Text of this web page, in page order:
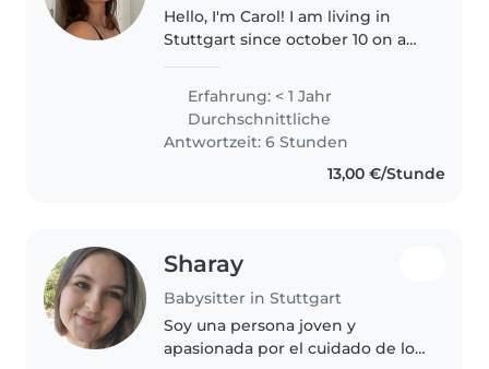
Hello, I'm Carol! I am living in
Stuttgart since october 10 on a
love to work with children
during my time in Germany. I
would describe myself as a..
Erfahrung: < 1 Jahr
Durchschnittliche
Antwortzeit: 6 Stunden
13,00 €/Stunde
Sharay
Babysitter in Stuttgart
Soy una persona joven y
apasionada por el cuidado de los